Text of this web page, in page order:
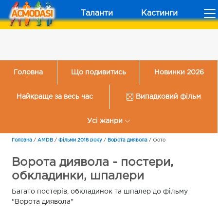
Таланти Кастинги
Головна Що подивитись Новинки 2026
Найкраще за весь час Випадковий фільм
Усі жанри
Головна / AMDB / Фільми 2018 року / Ворота диявола / Фото
Ворота диявола - постери,
обкладинки, шпалери
Багато постерів, обкладинок та шпалер до фільму
"Ворота диявола"